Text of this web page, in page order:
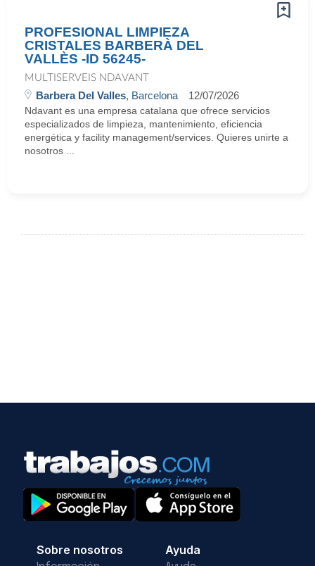
PROFESIONAL LIMPIEZA
CRISTALES BARBERÀ DEL
VALLÈS -ID 56245-
MULTISERVEIS NDAVANT
Barbera Del Valles, Barcelona 12/07/2026
Ndavant es una empresa catalana que ofrece servicios
especializados de limpieza, mantenimiento, eficiencia
energética y facility management/services. Quieres unirte a
nosotros ...
Sobre nosotros Ayuda